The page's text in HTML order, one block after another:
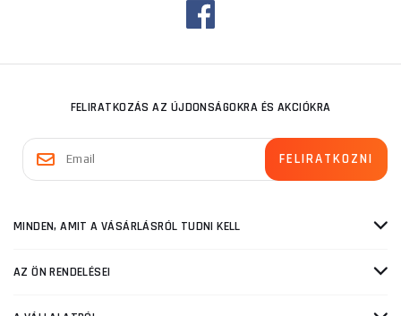
FELIRATKOZÁS AZ ÚJDONSÁGOKRA ÉS AKCIÓKRA
MINDEN, AMIT A VÁSÁRLÁSRÓL TUDNI KELL
AZ ÖN RENDELÉSEI